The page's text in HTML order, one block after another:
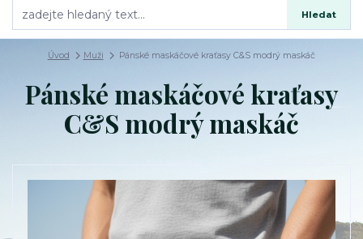
Hledat
Úvod Muži Pánské maskáčové kraťasy C&S modrý maskáč
Pánské maskáčové kraťasy
C&S modrý maskáč